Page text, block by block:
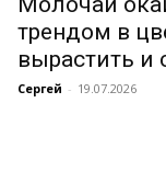
трендом в
вырастить и
Сергей - 19.07.2026